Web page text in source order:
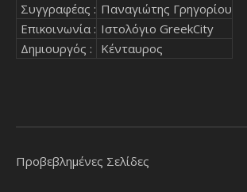
Συγγραφέας : Παναγιώτης Γρηγορίου
Επικοινωνία : Ιστολόγιο GreekCity
Δημιουργός :
Κένταυρος
Προβεβλημένες Σελίδες